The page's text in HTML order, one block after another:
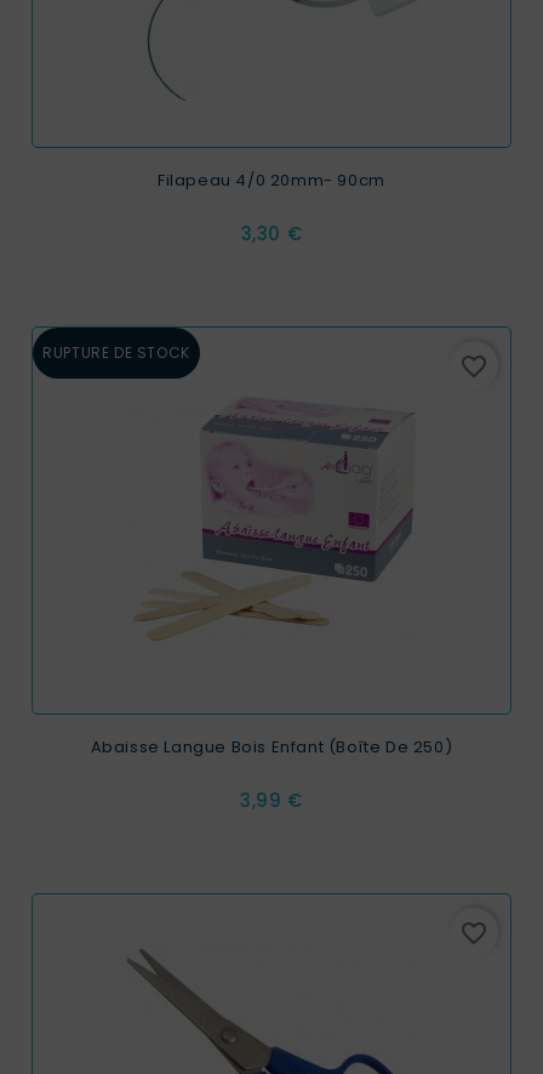
Filapeau 4/0 20mm- 90cm
Prix
3,30 €
RUPTURE DE STOCK favorite_border
Abaisse Langue Bois Enfant (boîte De 250)
Prix
3,99 €
favorite_border